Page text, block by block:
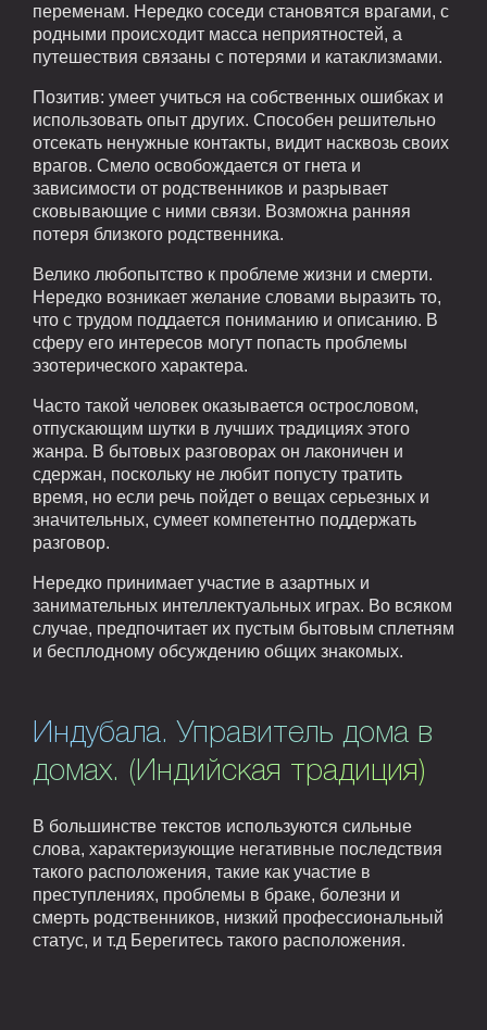
переменам. Нередко соседи становятся врагами, с
родными происходит масса неприятностей, а
путешествия связаны с потерями и катаклизмами.
Позитив: умеет учиться на собственных ошибках и
использовать опыт других. Способен решительно
отсекать ненужные контакты, видит насквозь своих
врагов. Смело освобождается от гнета и
зависимости от родственников и разрывает
сковывающие с ними связи. Возможна ранняя
потеря близкого родственника.
Велико любопытство к проблеме жизни и смерти.
Нередко возникает желание словами выразить то,
что с трудом поддается пониманию и описанию. В
сферу его интересов могут попасть проблемы
эзотерического характера.
Часто такой человек оказывается острословом,
отпускающим шутки в лучших традициях этого
жанра. В бытовых разговорах он лаконичен и
сдержан, поскольку не любит попусту тратить
время, но если речь пойдет о вещах серьезных и
значительных, сумеет компетентно поддержать
разговор.
Нередко принимает участие в азартных и
занимательных интеллектуальных играх. Во всяком
случае, предпочитает их пустым бытовым сплетням
и бесплодному обсуждению общих знакомых.
Индубала. Управитель дома в
домах. (Индийская традиция)
В большинстве текстов используются сильные
слова, характеризующие негативные последствия
такого расположения, такие как участие в
преступлениях, проблемы в браке, болезни и
смерть родственников, низкий профессиональный
статус, и т.д Берегитесь такого расположения.